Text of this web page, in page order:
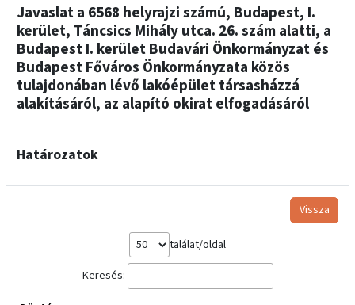
Javaslat a 6568 helyrajzi számú, Budapest, I.
kerület, Táncsics Mihály utca. 26. szám alatti, a
Budapest I. kerület Budavári Önkormányzat és
Budapest Főváros Önkormányzata közös
tulajdonában lévő lakóépület társasházzá
alakításáról, az alapító okirat elfogadásáról
Határozatok
Vissza
találat/oldal
Keresés: